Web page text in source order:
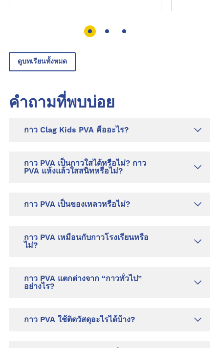
ดูบทเรียนทั้งหมด
คำถามที่พบบ่อย
กาว Clag Kids PVA คืออะไร?
กาว PVA เป็นกาวใสได้หรือไม่? กาว
PVA แห้งแล้วใสสนิทหรือไม่?
กาว PVA เป็นของเหลวหรือไม่?
กาว PVA เหมือนกับกาวโรงเรียนหรือ
ไม่?
กาว PVA แตกต่างจาก “กาวทั่วไป”
อย่างไร?
กาว PVA ใช้ติดวัสดุอะไรได้บ้าง?